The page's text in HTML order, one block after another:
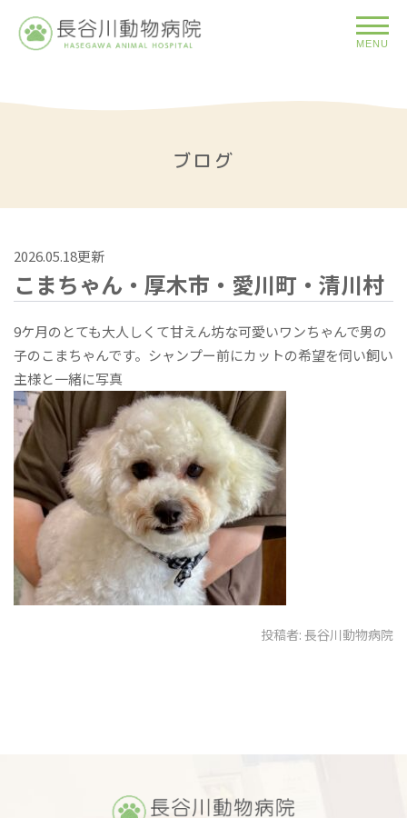
MENU
ブログ
2026.05.18更新
こまちゃん・厚木市・愛川町・清川村
9ケ月のとても大人しくて甘えん坊な可愛いワンちゃんで男の
子のこまちゃんです。シャンプー前にカットの希望を伺い飼い
主様と一緒に写真
投稿者: 長谷川動物病院